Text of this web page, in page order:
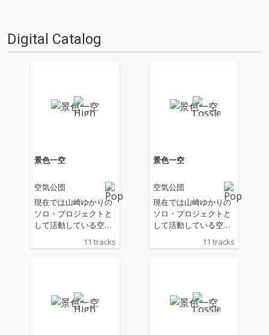
Digital Catalog
景色一空
空気公団
現在では山崎ゆかりの
ソロ・プロジェクトと
して活動している空気
公団の2年半ぶりとな
るアルバム。 アッパー
そして日常の大切さが
特に感じられ、音とな
11 tracks
景色一空
空気公団
現在では山崎ゆかりの
ソロ・プロジェクトと
して活動している空気
公団の2年半ぶりとな
るアルバム。 アッパー
そして日常の大切さが
特に感じられ、音とな
11 tracks